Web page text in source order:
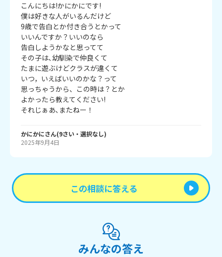
こんにちは!かにかにです!
僕は好きな人がいるんだけど
9歳で告白とか付き合うとかって
いいんですか？いいのなら
告白しようかなと思ってて
その子は､幼馴染で仲良くて
たまに遊ぶけどクラスが違くて
いつ，いえばいいのかな？って
思っちゃうから、この時は？とか
よかったら教えてください!
それじぁあ､またねー！
かにかにさん(9さい・ 選択なし)
2025年9月4日
この相談に答える
みんなの答え